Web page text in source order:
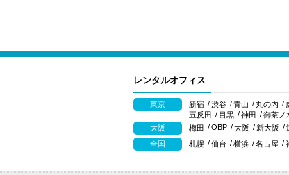
レンタルオフィス
東京 新宿 渋谷 青山 丸の内
五反田
目黒 神田 御茶ノ
大阪
梅田 OBP 大阪 新大阪
全国
札幌 仙台 横浜 名古屋